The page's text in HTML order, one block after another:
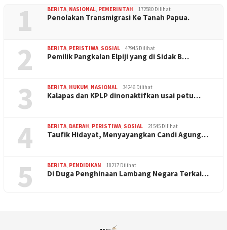
1 BERITA NASIONAL PEMERINTAH 172580 Dilihat
Penolakan Transmigrasi Ke Tanah Papua.
2 BERITA PERISTIWA SOSIAL 47945 Dilihat
Pemilik Pangkalan Elpiji yang di Sidak B…
3 BERITA HUKUM NASIONAL 34246 Dilihat
Kalapas dan KPLP dinonaktifkan usai petu…
4 BERITA DAERAH PERISTIWA SOSIAL 21545 Dilihat
Taufik Hidayat, Menyayangkan Candi Agung…
5 BERITA PENDIDIKAN 18217 Dilihat
Di Duga Penghinaan Lambang Negara Terkai…